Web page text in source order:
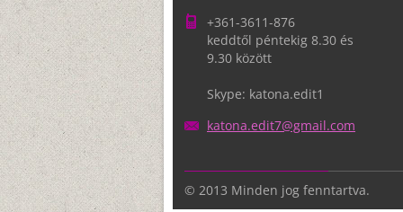
+361-3611-876
keddtől péntekig 8.30 és
9.30 között
Skype: katona.edit1
katona.edit7@gmail.com
© 2013 Minden jog fenntartva.